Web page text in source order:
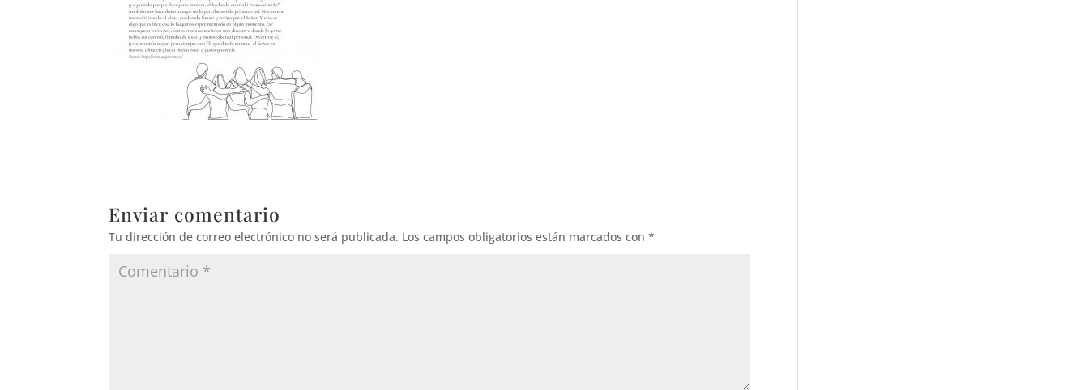
Enviar comentario
Tu dirección de correo electrónico no será publicada. Los campos obligatorios están marcados con*